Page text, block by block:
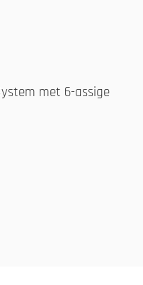
met 6-assige